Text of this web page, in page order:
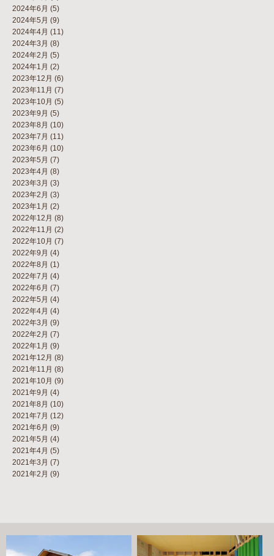
2024年6月 (5)
2024年5月 (9)
2024年4月 (11)
2024年3月 (8)
2024年2月 (5)
2024年1月 (2)
2023年12月 (6)
2023年11月 (7)
2023年10月 (5)
2023年9月 (5)
2023年8月 (10)
2023年7月 (11)
2023年6月 (10)
2023年5月 (7)
2023年4月 (8)
2023年3月 (3)
2023年2月 (3)
2023年1月 (2)
2022年12月 (8)
2022年11月 (2)
2022年10月 (7)
2022年9月 (4)
2022年8月 (1)
2022年7月 (4)
2022年6月 (7)
2022年5月 (4)
2022年4月 (4)
2022年3月 (9)
2022年2月 (7)
2022年1月 (9)
2021年12月 (8)
2021年11月 (8)
2021年10月 (9)
2021年9月 (4)
2021年8月 (10)
2021年7月 (12)
2021年6月 (9)
2021年5月 (4)
2021年4月 (5)
2021年3月 (7)
2021年2月 (9)